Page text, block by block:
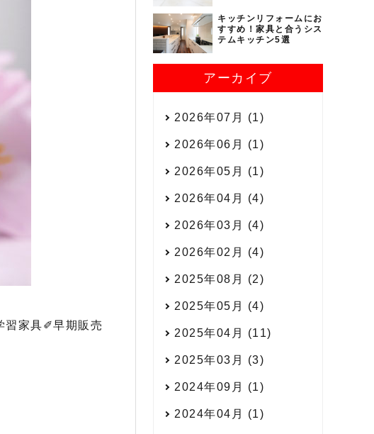
習家具✐早期販売
キッチンリフォームにお
すすめ！家具と合うシス
テムキッチン5選
アーカイブ
2026年07月 (1)
2026年06月 (1)
2026年05月 (1)
2026年04月 (4)
2026年03月 (4)
2026年02月 (4)
2025年08月 (2)
2025年05月 (4)
2025年04月 (11)
2025年03月 (3)
2024年09月 (1)
2024年04月 (1)